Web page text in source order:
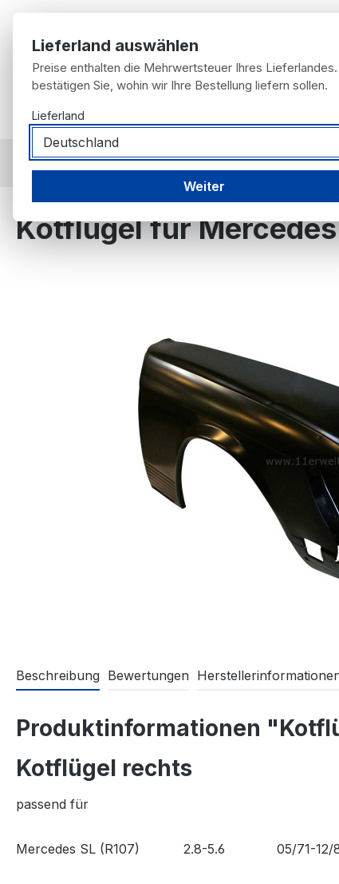
Home Möbel für Fans
nach Fahrzeug Mercedes-Benz R107
Kotflügel für Mercedes
Beschreibung Bewertungen
Produktinformationen
Kotflügel rechts
passend für
Mercedes SL (R107) 2.8-5.6 05/71-12/
Lieferland auswählen
Preise enthalten die Mehrwertsteuer Ihres
bestätigen Sie, wohin wir Ihre Bestellung liefern sollen.
Lieferland
Weiter